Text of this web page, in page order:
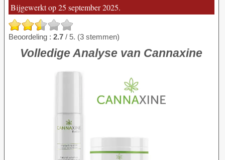
Bijgewerkt op 25 september 2025.
Beoordeling : 2.7 / 5. (3 stemmen)
Volledige Analyse van Cannaxine